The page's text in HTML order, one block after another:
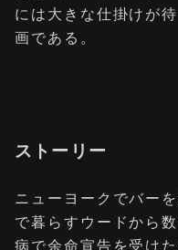
には大きな仕掛けが
画である。
ストーリー
ニューヨークでバー
で暮らすウードから
病で余命宣告を受け